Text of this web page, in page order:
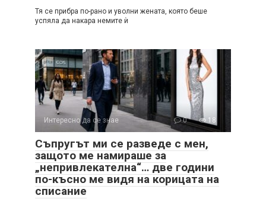
Тя се прибра по-рано и уволни жената, която беше
успяла да накара немите ѝ
Интересно да се знае 0 18
Съпругът ми се разведе с мен,
защото ме намираше за
„непривлекателна“… две години
по-късно ме видя на корицата на
списание